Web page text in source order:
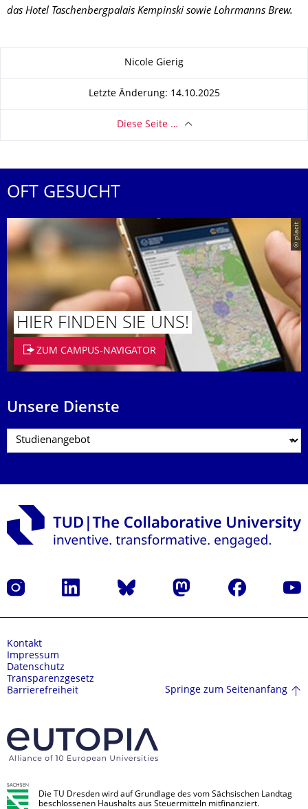
das Hotel Taschenbergpalais Kempinski sowie Lohrmanns Brew.
Nicole Gierig
Letzte Änderung: 14.10.2025
Diese Seite …
OFT GESUCHT
© placit
HIER FINDEN SIE UNS!
ZUM CAMPUS-NAVIGATOR
Unsere Dienste
Instagram LinkedIn Bluesky Mastodon Facebook
Kontakt
Impressum
Datenschutz
Transparenzgesetz
Barrierefreiheit
Springe zum Seitenanfang
Die TU Dresden wird auf Grundlage des vom Sächsischen Landtag
beschlossenen Haushalts aus Steuermitteln mitfinanziert.